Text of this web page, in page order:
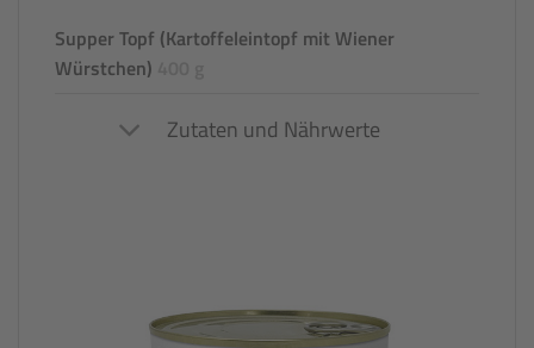
Supper Topf (Kartoffeleintopf mit Wiener
Würstchen)
Zutaten und Nährwerte